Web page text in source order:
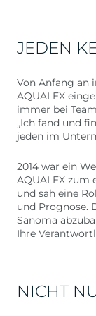
JEDEN
Von Anfang an
AQUALEX
immer bei
„Ich fand und
jeden im
2014 war ein
AQUALEX
und sah eine
und Prognose.
Sanoma
Ihre
NICHT